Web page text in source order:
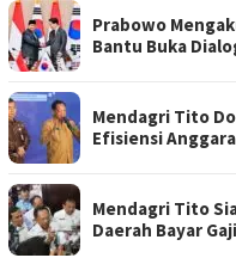
Prabowo
Bantu Buka
Mendagri Tito
Efisiensi
Mendagri Tito
Daerah Bayar